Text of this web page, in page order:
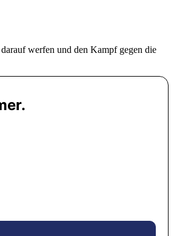
werfen und den Kampf gegen die